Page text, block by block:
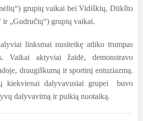
grupių vaikai bei Vidiškių, Dūkšto
ir „Gudručių“) grupių vaikai.
linksmai nusiteikę atliko trumpas
Vaikai aktyviai žaidė, demonstravo
draugiškumą ir sportinį entuziazmą.
kiekvienai dalyvavusiai grupei buvo
dalyvavimą ir puikią nuotaiką.